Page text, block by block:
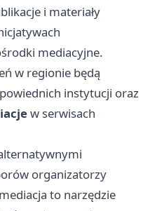
i materiały
mediacyjne.
w regionie będą
instytucji oraz
w serwisach
organizatorzy
to narzędzie